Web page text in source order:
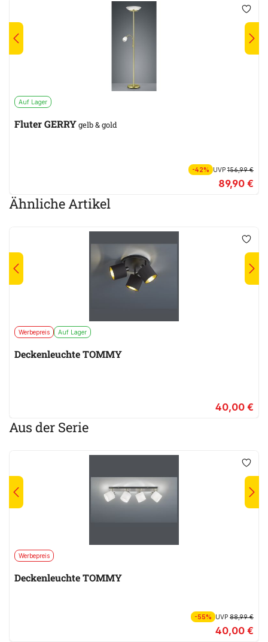
Auf Lager
Fluter GERRYgelb & gold
-42% UVP156,99 €
89,90 €
Ähnliche Artikel
Werbepreis Auf Lager
Deckenleuchte TOMMY
40,00 €
Aus der Serie
Werbepreis
Deckenleuchte TOMMY
-55% UVP88,99 €
40,00 €